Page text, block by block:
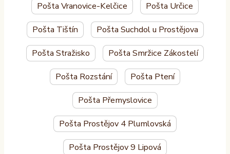
Pošta Vranovice-Kelčice Pošta Určice
Pošta Tištín Pošta Suchdol u Prostějova
Pošta Stražisko Pošta Smržice Zákostelí
Pošta Rozstání Pošta Ptení
Pošta Přemyslovice
Pošta Prostějov 4 Plumlovská
Pošta Prostějov 9 Lipová